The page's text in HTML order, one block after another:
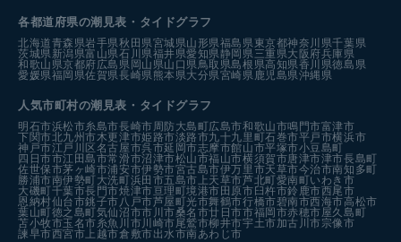
各都道府県の潮見表 ・タイドグラフ
北海道青森県岩手県秋田県宮城県山形県福島県東京都神奈川県千葉県
茨城県新潟県富山県石川県福井県愛知県静岡県三重県大阪府兵庫県
和歌山県京都府広島県 岡山県山口県鳥取県島根県高知県香川県徳島県
愛媛県福岡県佐賀県長崎県熊本県大分県宮崎県鹿児島県沖縄県
人気市町村の潮見表・タイドグラフ
明石市浜松市糸島市長崎市周防大島町広島市和歌山市鳴門市富津市
下関市北九州市木更津市姫路市淡路市九十九里町石巻市平戸市横浜市
神戸市江戸川区 名古屋市呉市延岡市志摩市館山市平塚市小豆島町
四日市市江田島市常滑市沼津市松山市福山市横須賀市唐津市津市長島町
佐世保市茅ヶ崎市浦安市伊勢市宮古島市伊万里市天草市今治市南知多町
勝浦市南伊勢町大洗町浜田市五島市 上天草市芦北町愛南町いわき市
大磯町千葉市長門市焼津市亘理町境港市 田原市 臼杵市鈴鹿市西尾市
恩納村仙台市銚子市八戸市芦屋町光市舞鶴市行橋市碧南市西海市高松市
葉山町徳之島町気仙沼市市川市桑名市廿日市市福岡市赤穂市屋久島町
苫小牧市玉名市糸魚川市川崎市尾鷲市柳井市宇土市加古川市宗像市
諫早市西宮市 上越市倉敷市出水市南あわじ市